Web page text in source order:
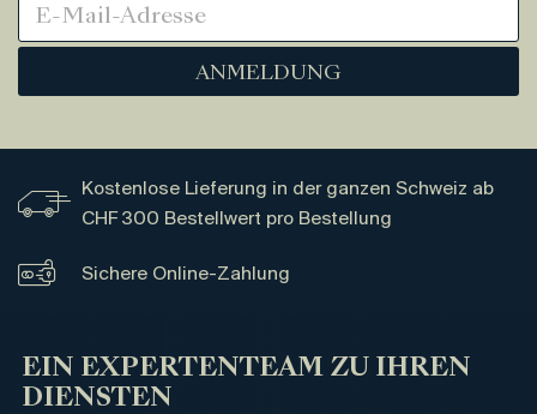
ANMELDUNG
Kostenlose Lieferung in der ganzen Schweiz ab
CHF 300 Bestellwert pro Bestellung
Sichere Online-Zahlung
EIN EXPERTENTEAM ZU IHREN
DIENSTEN